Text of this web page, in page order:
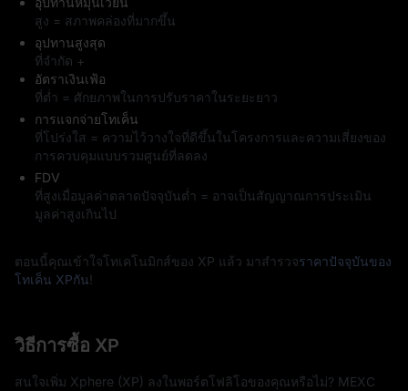
สูง = สภาพคล่องที่มากขึ้น
อุปทานสูงสุด
ที่จำกัด +
อัตราเงินเฟ้อ
ที่ต่ำ = ศักยภาพในการปรับราคาในระยะยาว
การแจกจ่ายโทเค็น
ที่โปร่งใส = ความไว้วางใจที่ดีขึ้นในโครงการและความเสี่ยงของ
การควบคุมแบบรวมศูนย์ที่ลดลง
FDV
ที่สูงเมื่อมูลค่าตลาดปัจจุบันต่ำ = อาจเป็นสัญญาณการประเมิน
มูลค่าสูงเกินไป
ตอนนี้คุณเข้าใจโทเคโนมิกส์ของ XP แล้ว มาสำรวจราคาปัจจุบันของ
โทเค็น XPกัน!
วิธีการซื้อ XP
สนใจเพิ่ม Xphere (XP) ลงในพอร์ตโฟลิโอของคุณหรือไม่? MEXC